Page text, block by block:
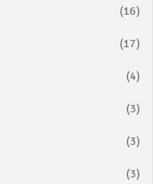
(16)
(17)
(4)
(3)
(3)
(3)